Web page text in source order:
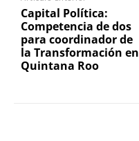
Capital Política:
Competencia de dos
para coordinador de
la Transformación en
Quintana Roo